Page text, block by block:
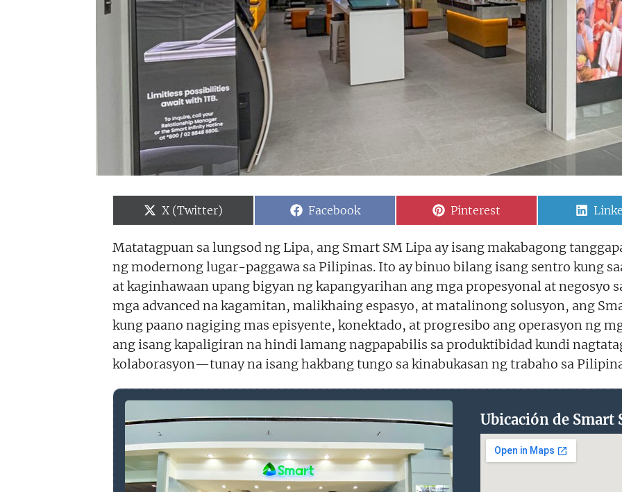
Share
X (Twitter)
Share
Facebook
Share
Pinterest
Share
Matatagpuan sa lungsod ng Lipa, ang Smart SM Lipa ay isang makabagong
ng modernong lugar-paggawa sa Pilipinas. Ito ay binuo bilang isang sentro kung
at kaginhawaan upang bigyan ng kapangyarihan ang mga propesyonal at negosyo
mga advanced na kagamitan, malikhaing espasyo, at matalinong solusyon, ang
kung paano nagiging mas episyente, konektado, at progresibo ang operasyon ng
ang isang kapaligiran na hindi lamang nagpapabilis sa produktibidad kundi
kolaborasyon—tunay na isang hakbang tungo sa kinabukasan ng trabaho sa
Ubicación de Smart